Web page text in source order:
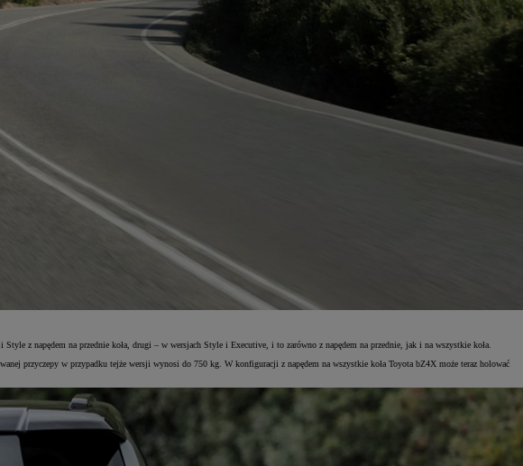
z napędem na przednie koła, drugi – w wersjach Style i Executive, i to zarówno z napędem na przednie, jak i na wszystkie koła.
przyczepy w przypadku tejże wersji wynosi do 750 kg. W konfiguracji z napędem na wszystkie koła Toyota bZ4X może teraz holować